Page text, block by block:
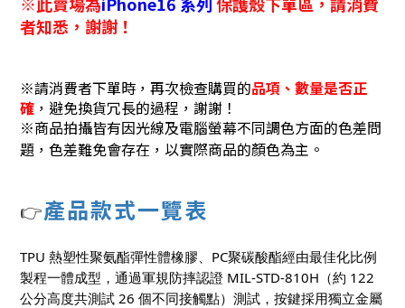
者知悉，謝謝！
※請消費者下單時，再次檢查購買的品項、數量是否正
確 ，避免換貨冗長的過程，謝謝！
※商品拍攝皆有因光線及電腦螢幕不同調色方面的色差問
題，色差難免會存在，以實際商品的顏色為主。
👉產品款式一覽表
TPU 熱塑性聚氨酯彈性體橡膠、PC聚碳酸酯經由最佳化比例
製程一體成型，通過軍規防摔認證 MIL-STD-810H（約 122
公分高度共測試 26 個不同接觸點）測試，按鍵採用獨立金屬